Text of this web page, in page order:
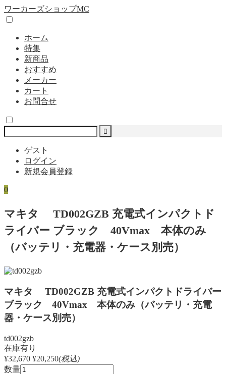
ワーカーズショップMC
ホーム
特集
新商品
おすすめ
メーカー
カート
お問合せ
ゲスト
ログイン
新規会員登録
0
マキタ TD002GZB 充電式インパクトド
ライバー ブラック 40Vmax 本体のみ
（バッテリ・充電器・ケース別売）
マキタ TD002GZB 充電式インパクトドライバー
ブラック 40Vmax 本体のみ（バッテリ・充電
器・ケース別売）
td002gzb
在庫有り
¥32,670 ¥20,250(税込)
数量